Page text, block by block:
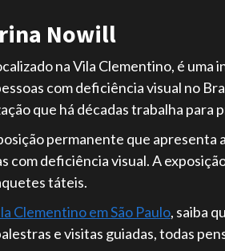
Nowill
na Vila Clementino, é uma
com deficiência visual no
que há décadas trabalha para
permanente que apresenta
com deficiência visual. A
táteis.
Clementino em São Paulo, saiba
e visitas guiadas, todas